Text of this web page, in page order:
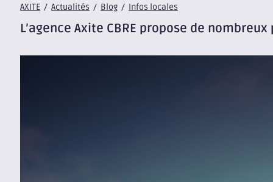
AXITE / Actualités / Blog / Infos locales
L’agence Axite CBRE propose de